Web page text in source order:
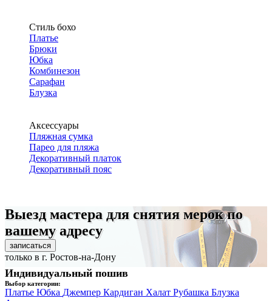
Стиль бохо
Платье
Брюки
Юбка
Комбинезон
Сарафан
Блузка
Аксессуары
Пляжная сумка
Парео для пляжа
Декоративный платок
Декоративный пояс
Выезд мастера для снятия мерок по
вашему адресу
записаться
только в г. Ростов-на-Дону
Индивидуальный пошив
Выбор категории:
Платье Юбка Джемпер Кардиган Халат Рубашка Блузка